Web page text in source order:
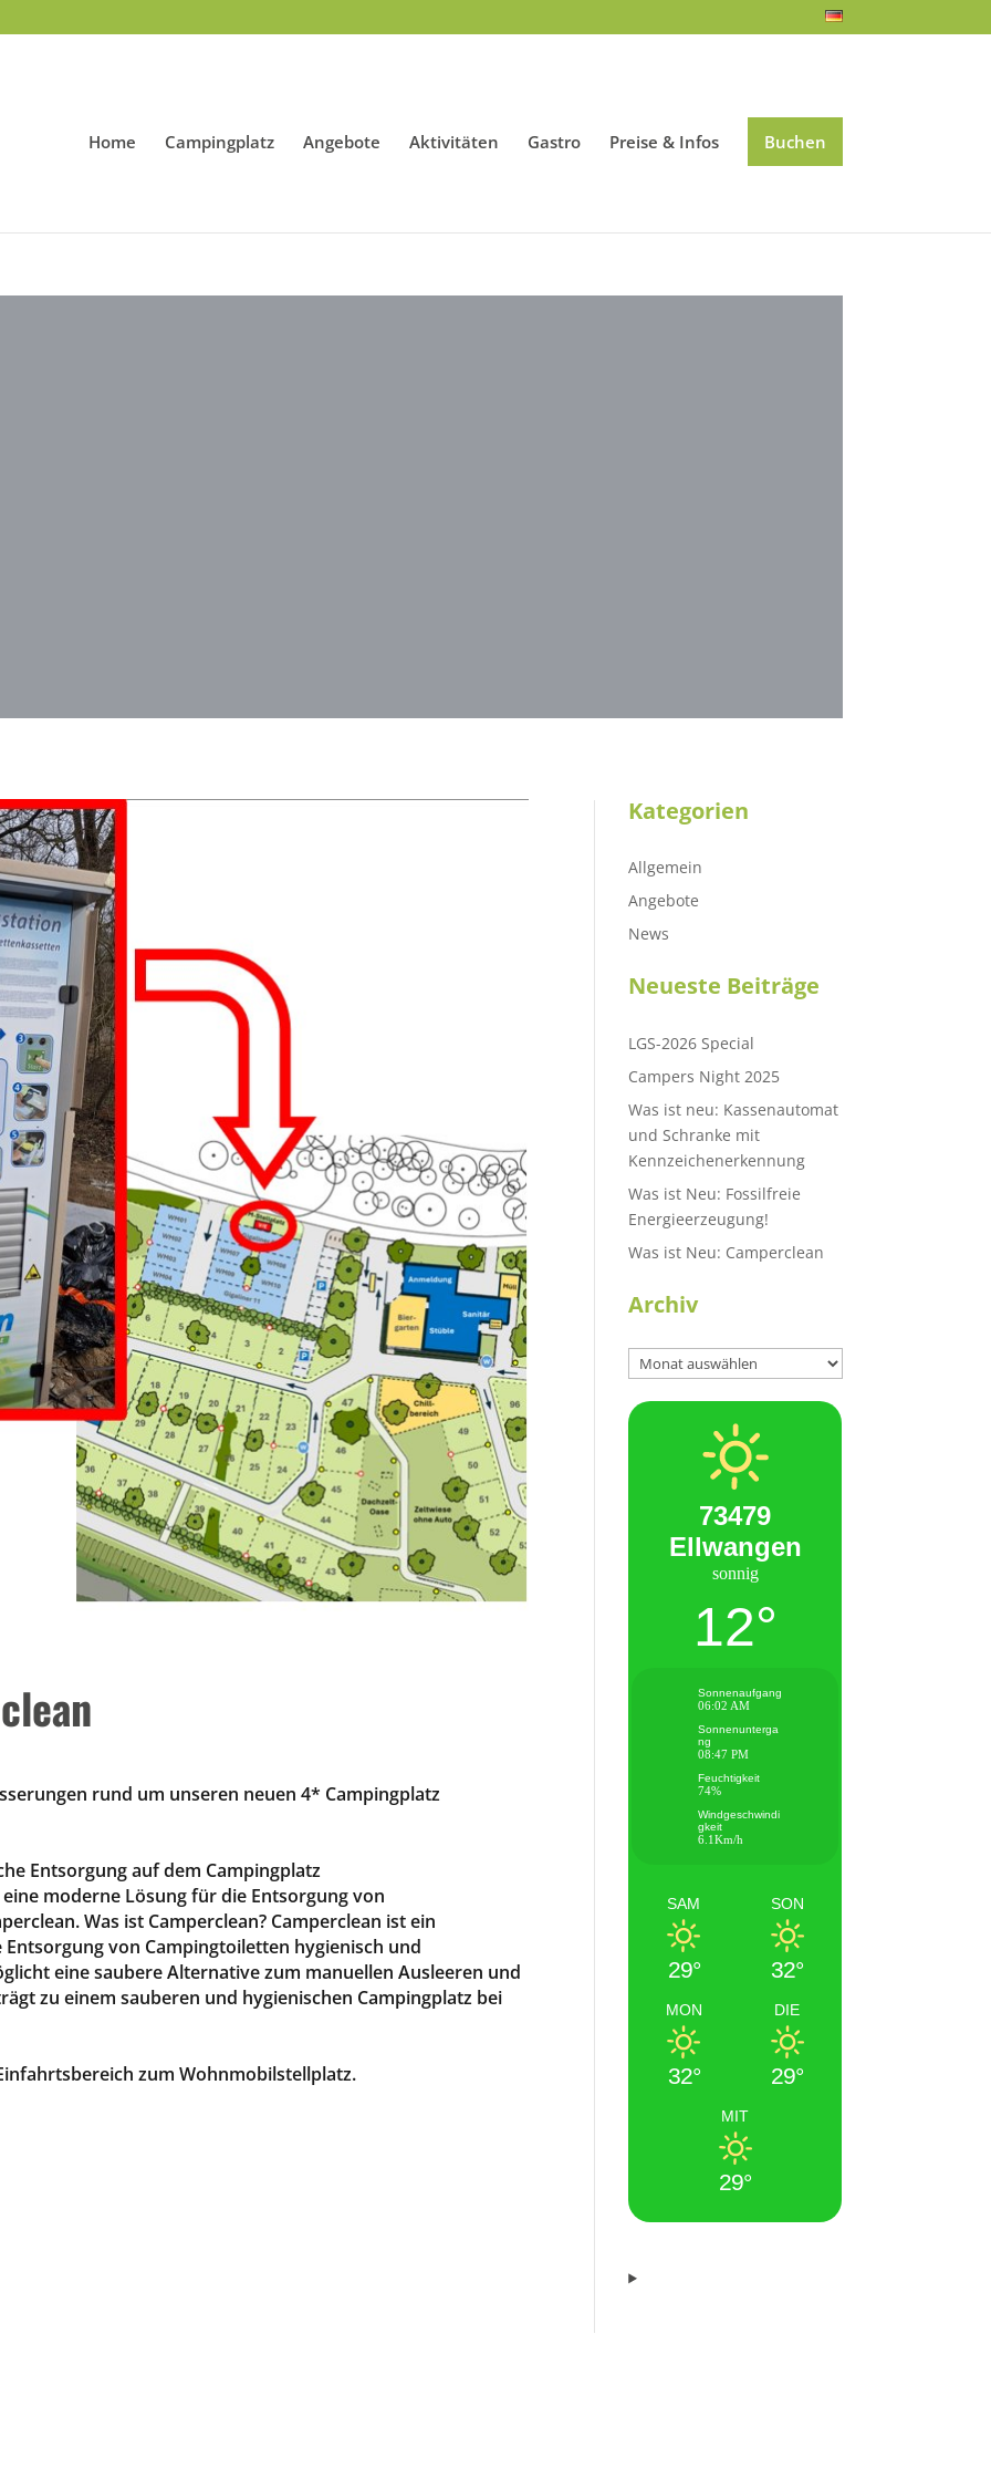
Home Campingplatz Angebote Aktivitäten Gastro Preise & Infos Buchen
rund um unseren neuen 4* Campingplatz
Entsorgung auf dem Campingplatz
moderne Lösung für die Entsorgung von
Was ist Camperclean? Camperclean ist ein
von Campingtoiletten hygienisch und
eine saubere Alternative zum manuellen Ausleeren und
zu einem sauberen und hygienischen Campingplatz bei
zum Wohnmobilstellplatz.
Kategorien
Allgemein
Angebote
News
Neueste Beiträge
LGS-2026 Special
Campers Night 2025
Was ist neu: Kassenautomat
und Schranke mit
Kennzeichenerkennung
Was ist Neu: Fossilfreie
Energieerzeugung!
Was ist Neu: Camperclean
Archiv
73479
Ellwangen
sonnig
12°
Sonnenaufgang
06:02 AM
Sonnenunterga
ng
08:47 PM
Feuchtigkeit
74%
Windgeschwindi
gkeit
6.1Km/h
SAM
29°
SON
32°
MON
32°
DIE
29°
MIT
29°